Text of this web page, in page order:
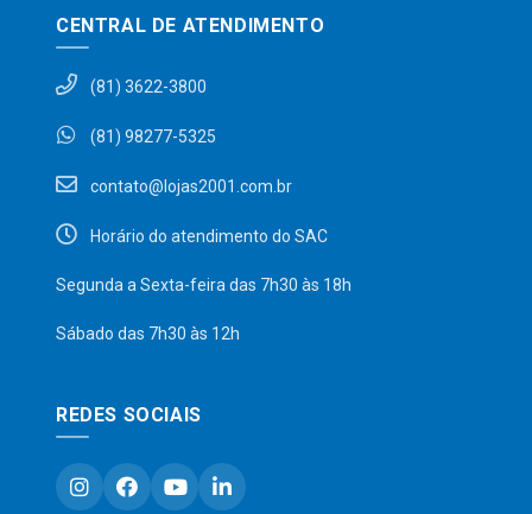
CENTRAL DE ATENDIMENTO
(81) 3622-3800
(81) 98277-5325
contato@lojas2001.com.br
Horário do atendimento do SAC
Segunda a Sexta-feira das 7h30 às 18h
Sábado das 7h30 às 12h
REDES SOCIAIS